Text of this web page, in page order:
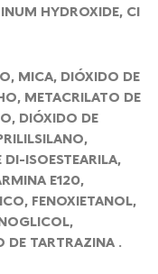
HYDROXIDE, CI
MICA, DIÓXIDO DE
METACRILATO DE
DIÓXIDO DE
ISOESTEARILA,
E120,
FENOXIETANOL,
DE TARTRAZINA .